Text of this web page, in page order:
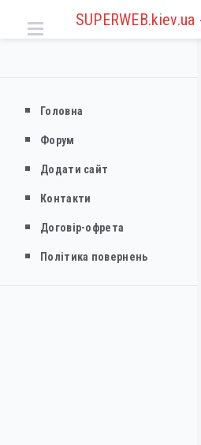
SUPERWEB.kiev.ua
Головна
Форум
Додати сайт
Контакти
Договір-офрета
Політика повернень